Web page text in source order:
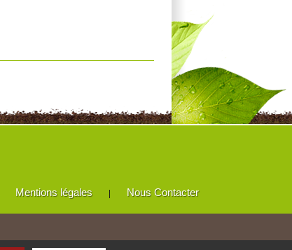
Mentions légales | Nous Contacter